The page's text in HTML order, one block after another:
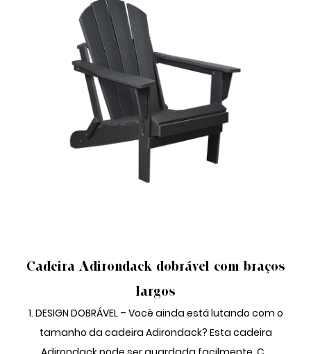
Cadeira Adirondack dobrável com braços
largos
1. DESIGN DOBRÁVEL – Você ainda está lutando com o
tamanho da cadeira Adirondack? Esta cadeira